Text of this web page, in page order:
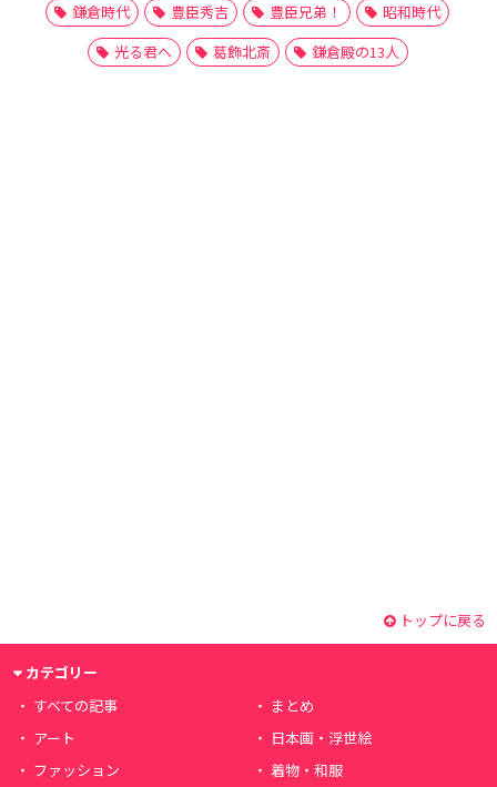
鎌倉時代
豊臣秀吉 豊臣兄弟！
昭和時代
光る君へ
葛飾北斎 鎌倉殿の13人
トップに戻る
カテゴリー
すべての記事
まとめ
アート
日本画・浮世絵
ファッション
着物・和服